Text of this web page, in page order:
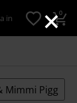
×
in 0
Mimmi Pigg